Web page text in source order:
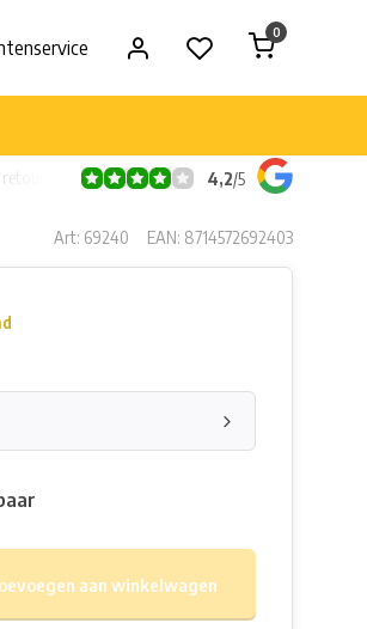
0
4,2/5
Art: 69240 EAN: 8714572692403
aan winkelwagen